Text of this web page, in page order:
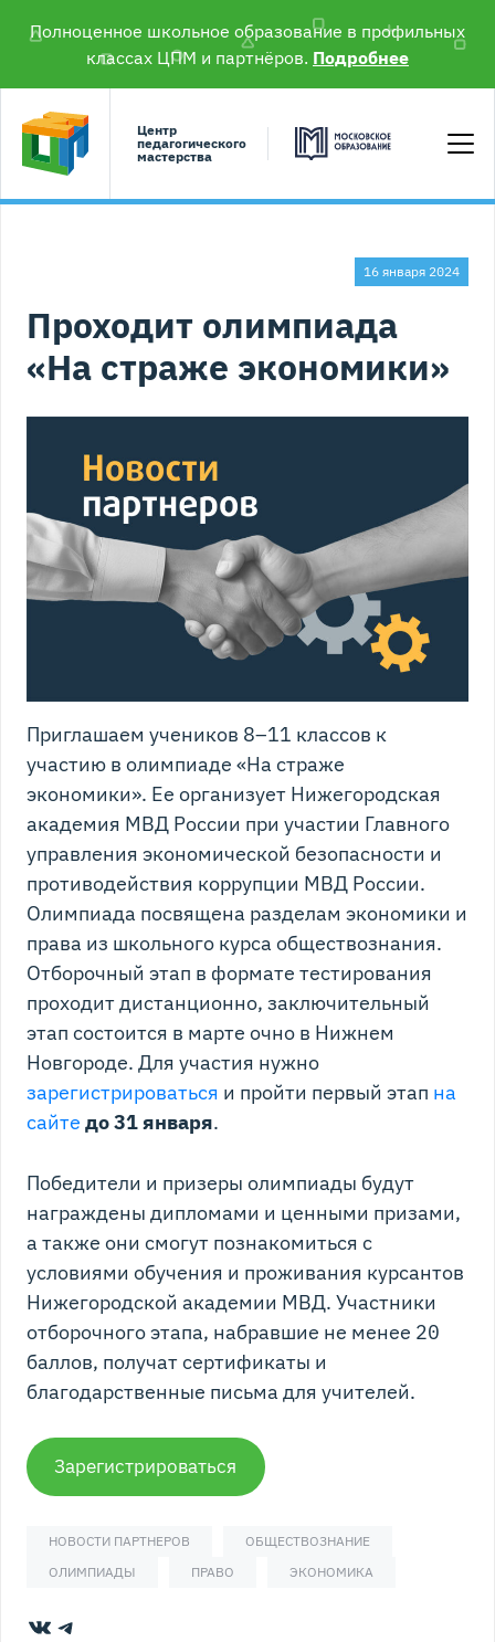
Полноценное школьное образование в профильных
классах ЦПМ и партнёров. Подробнее
Центр
педагогического
мастерства
16 января 2024
Проходит олимпиада
«На страже экономики»
Приглашаем учеников 8–11 классов к
участию в олимпиаде «На страже
экономики». Ее организует Нижегородская
академия МВД России при участии Главного
управления экономической безопасности и
противодействия коррупции МВД России.
Олимпиада посвящена разделам экономики и
права из школьного курса обществознания.
Отборочный этап в формате тестирования
проходит дистанционно, заключительный
этап состоится в марте очно в Нижнем
Новгороде. Для участия нужно
зарегистрироваться и пройти первый этап на
сайте до 31 января.
Победители и призеры олимпиады будут
награждены дипломами и ценными призами,
а также они смогут познакомиться с
условиями обучения и проживания курсантов
Нижегородской академии МВД. Участники
отборочного этапа, набравшие не менее 20
баллов, получат сертификаты и
благодарственные письма для учителей.
Зарегистрироваться
НОВОСТИ ПАРТНЕРОВ
ОБЩЕСТВОЗНАНИЕ
ОЛИМПИАДЫ
ПРАВО ЭКОНОМИКА
ВКонтакте
Telegram